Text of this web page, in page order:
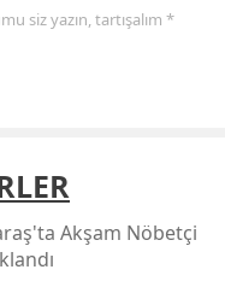
siz yazın, tartışalım *
Akşam Nöbetçi